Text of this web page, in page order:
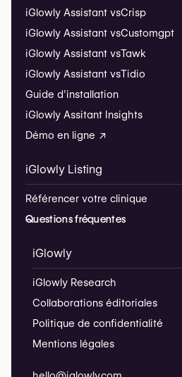
iGlowly Assistant vsCrisp
iGlowly Assistant vsCustomgpt
iGlowly Assistant vsTawk
iGlowly Assistant vsTidio
Guide d’installation
iGlowly Assitant Insights
Démo en ligne ↗
iGlowly Listing
Référencer votre clinique
Questions fréquentes
iGlowly
iGlowly Research
Collaborations éditoriales
Politique de confidentialité
Mentions légales